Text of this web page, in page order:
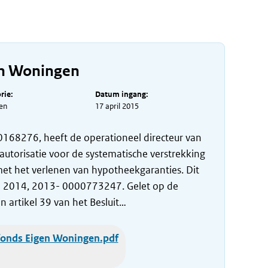
Woningen
Datum ingang:
17 april 2015
heeft de operationeel directeur van
voor de systematische verstrekking
het verlenen van hypotheekgaranties. Dit
2013- 0000773247. Gelet op de
artikel 39 van het Besluit…
Eigen Woningen.pdf